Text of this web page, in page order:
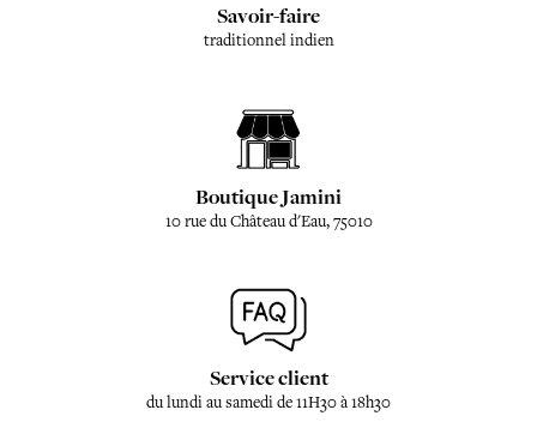
Savoir-faire
traditionnel indien
Boutique Jamini
10 rue du Château d'Eau, 75010
Service client
du lundi au samedi de 11H30 à 18h30